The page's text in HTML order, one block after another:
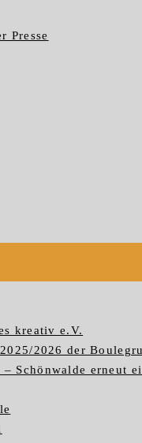
Presse
kreativ e.V.
2026 der
Schönwalde erneut